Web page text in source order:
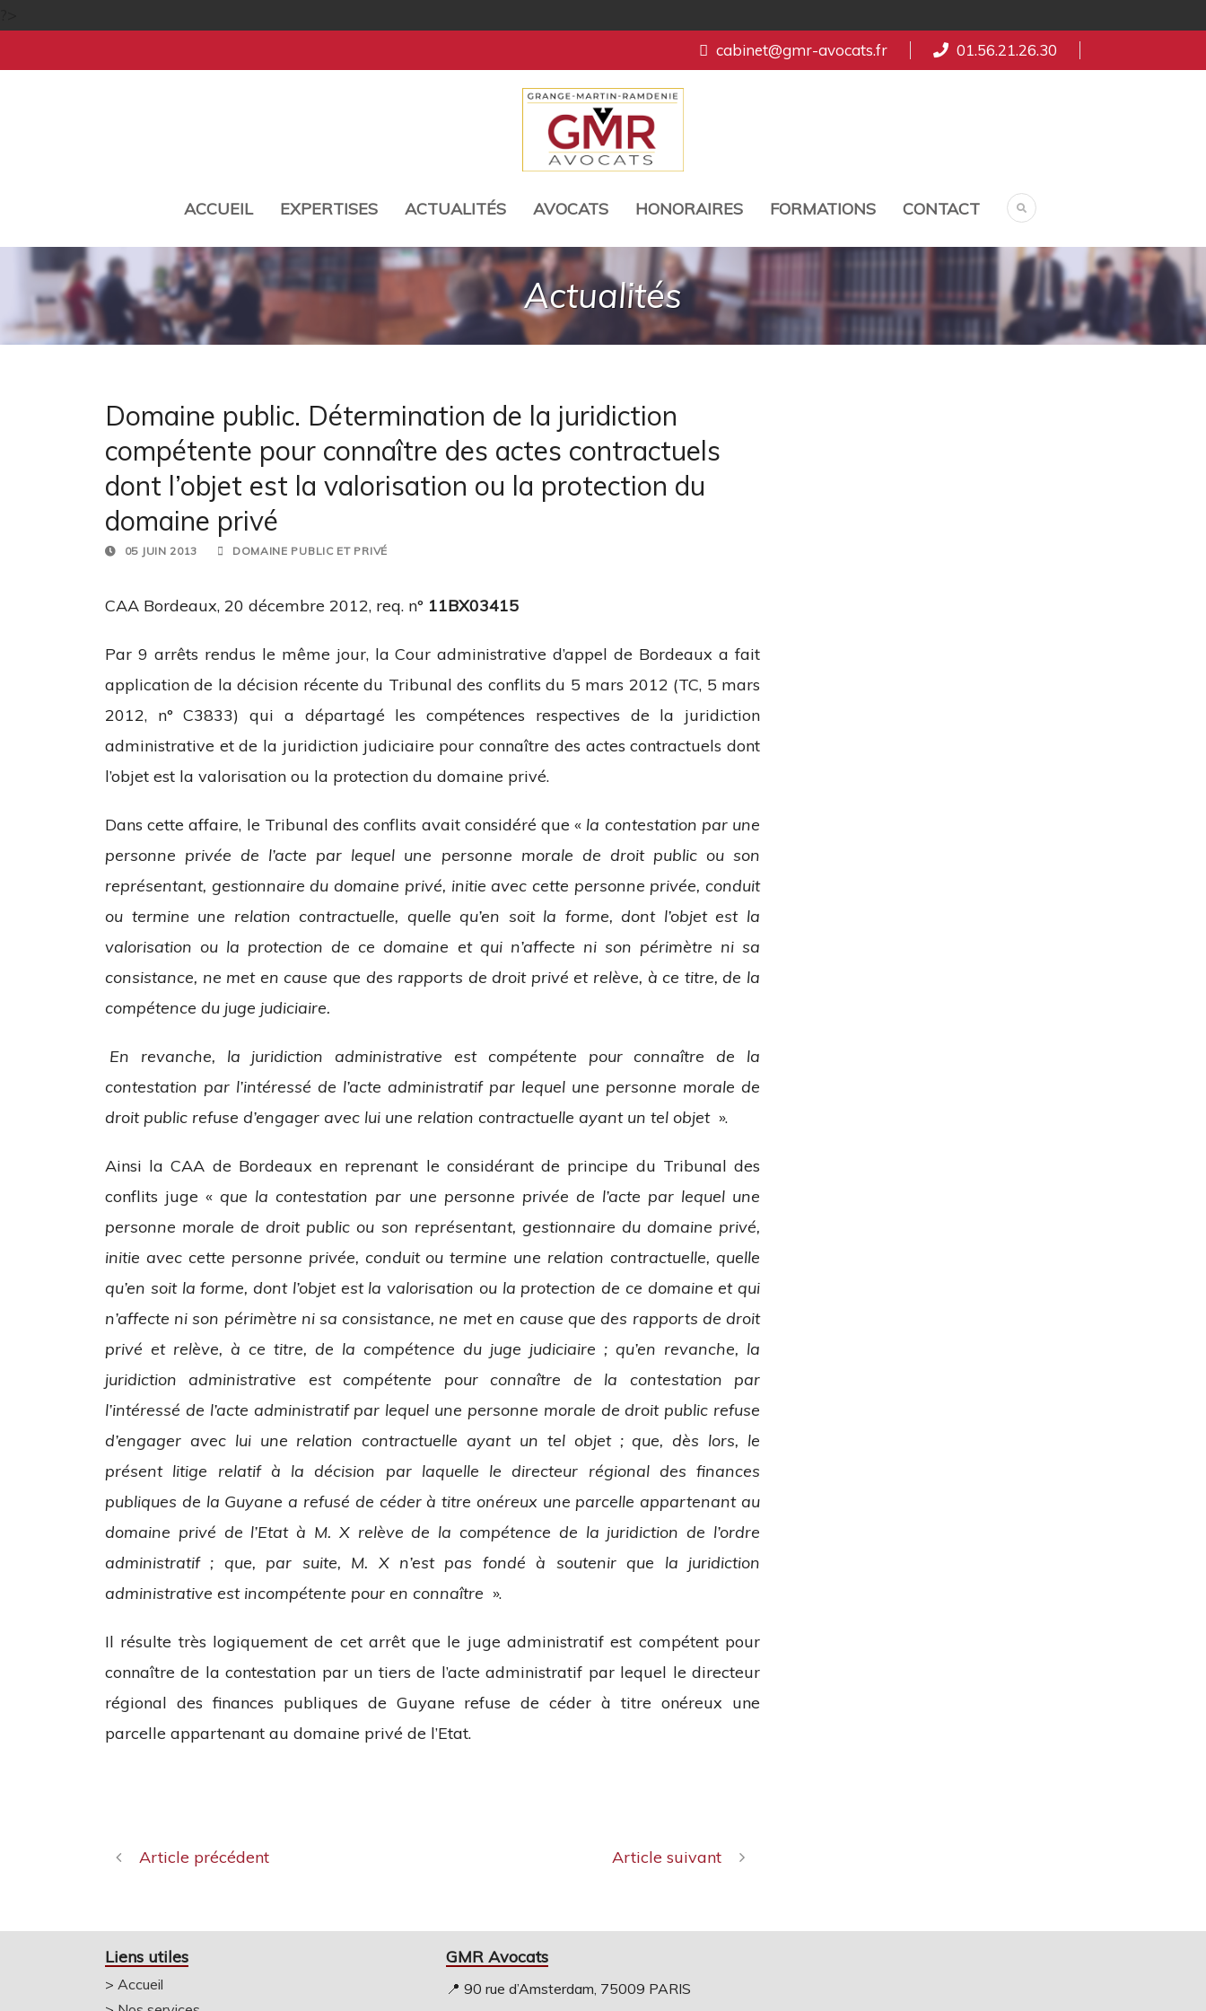
cabinet@gmr-avocats.fr 01.56.21.26.30
ACCUEIL EXPERTISES ACTUALITÉS AVOCATS HONORAIRES FORMATIONS CONTACT
Actualités
Domaine public. Détermination de la juridiction
compétente pour connaître des actes contractuels
dont l’objet est la valorisation ou la protection du
domaine privé
05 JUIN 2013 DOMAINE PUBLIC ET PRIVÉ
CAA Bordeaux, 20 décembre 2012, req. n° 11BX03415
Par 9 arrêts rendus le même jour, la Cour administrative d’appel de Bordeaux a fait
application de la décision récente du Tribunal des conflits du 5 mars 2012 (TC, 5 mars
2012, n° C3833) qui a départagé les compétences respectives de la juridiction
administrative et de la juridiction judiciaire pour connaître des actes contractuels dont
l’objet est la valorisation ou la protection du domaine privé.
Dans cette affaire, le Tribunal des conflits avait considéré que « la contestation par une
personne privée de l’acte par lequel une personne morale de droit public ou son
représentant, gestionnaire du domaine privé, initie avec cette personne privée, conduit
ou termine une relation contractuelle, quelle qu’en soit la forme, dont l’objet est la
valorisation ou la protection de ce domaine et qui n’affecte ni son périmètre ni sa
consistance, ne met en cause que des rapports de droit privé et relève, à ce titre, de la
compétence du juge judiciaire.
En revanche, la juridiction administrative est compétente pour connaître de la
contestation par l’intéressé de l’acte administratif par lequel une personne morale de
droit public refuse d’engager avec lui une relation contractuelle ayant un tel objet ».
Ainsi la CAA de Bordeaux en reprenant le considérant de principe du Tribunal des
conflits juge «que la contestation par une personne privée de l’acte par lequel une
personne morale de droit public ou son représentant, gestionnaire du domaine privé,
initie avec cette personne privée, conduit ou termine une relation contractuelle, quelle
qu’en soit la forme, dont l’objet est la valorisation ou la protection de ce domaine et qui
n’affecte ni son périmètre ni sa consistance, ne met en cause que des rapports de droit
privé et relève, à ce titre, de la compétence du juge judiciaire ; qu’en revanche, la
juridiction administrative est compétente pour connaître de la contestation par
l’intéressé de l’acte administratif par lequel une personne morale de droit public refuse
d’engager avec lui une relation contractuelle ayant un tel objet ; que, dès lors, le
présent litige relatif à la décision par laquelle le directeur régional des finances
publiques de la Guyane a refusé de céder à titre onéreux une parcelle appartenant au
domaine privé de l’Etat à M. X relève de la compétence de la juridiction de l’ordre
administratif ; que, par suite, M. X n’est pas fondé à soutenir que la juridiction
administrative est incompétente pour en connaître ».
Il résulte très logiquement de cet arrêt que le juge administratif est compétent pour
connaître de la contestation par un tiers de l’acte administratif par lequel le directeur
régional des finances publiques de Guyane refuse de céder à titre onéreux une
parcelle appartenant au domaine privé de l’Etat.
Article précédent Article suivant
Liens utiles
> Accueil
GMR Avocats
📍 90 rue d’Amsterdam, 75009 PARIS